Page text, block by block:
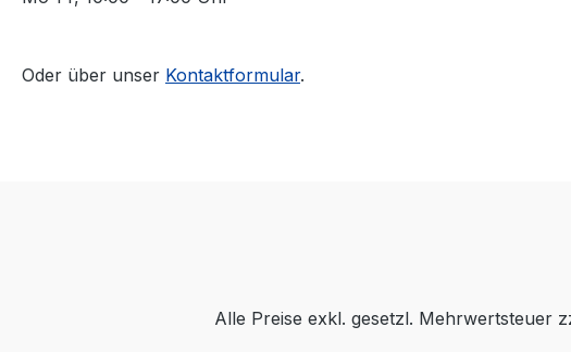
Oder über unser Kontaktformular.
Alle Preise exkl. gesetzl. Mehrwertsteuer